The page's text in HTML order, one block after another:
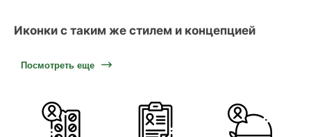
Иконки с таким же стилем и концепцией
Посмотреть еще